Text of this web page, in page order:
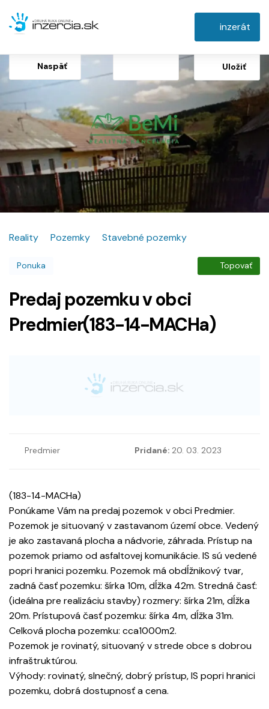
inzerát
Naspäť Uložiť
Reality Pozemky Stavebné pozemky
Ponuka Topovať
Predaj pozemku v obci
Predmier(183-14-MACHa)
Predmier Pridané: 20. 03. 2023
(183-14-MACHa)
Ponúkame Vám na predaj pozemok v obci Predmier.
Pozemok je situovaný v zastavanom území obce. Vedený
je ako zastavaná plocha a nádvorie, záhrada. Prístup na
pozemok priamo od asfaltovej komunikácie. IS sú vedené
popri hranici pozemku. Pozemok má obdĺžnikový tvar,
zadná časť pozemku: šírka 10m, dĺžka 42m. Stredná časť:
(ideálna pre realizáciu stavby) rozmery: šírka 21m, dĺžka
20m. Prístupová časť pozemku: šírka 4m, dĺžka 31m.
Celková plocha pozemku: cca1000m2.
Pozemok je rovinatý, situovaný v strede obce s dobrou
infraštruktúrou.
Výhody: rovinatý, slnečný, dobrý prístup, IS popri hranici
pozemku, dobrá dostupnosť a cena.